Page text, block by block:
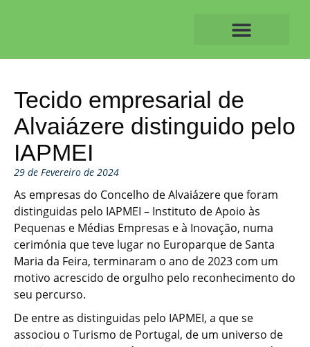
Tecido empresarial de
Alvaiázere distinguido pelo
IAPMEI
29 de Fevereiro de 2024
As empresas do Concelho de Alvaiázere que foram
distinguidas pelo IAPMEI – Instituto de Apoio às
Pequenas e Médias Empresas e à Inovação, numa
cerimónia que teve lugar no Europarque de Santa
Maria da Feira, terminaram o ano de 2023 com um
motivo acrescido de orgulho pelo reconhecimento do
seu percurso.
De entre as distinguidas pelo IAPMEI, a que se
associou o Turismo de Portugal, de um universo de